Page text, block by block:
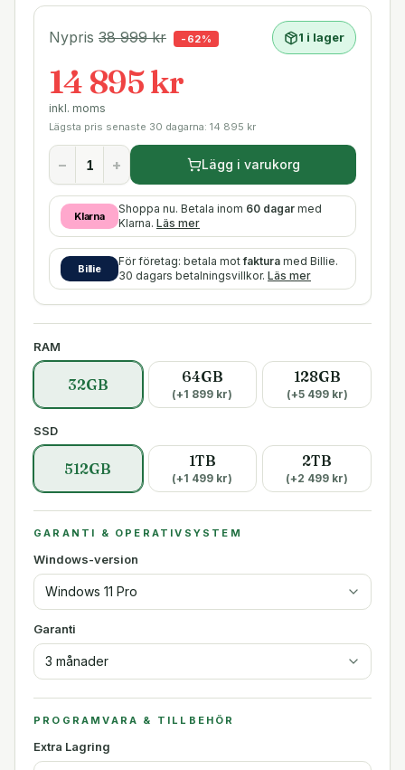
Nypris 38 999kr - 62% 1 i lager
14 895 kr
inkl. moms
Lägsta pris senaste 30 dagarna: 14 895 kr
− + Lägg i varukorg
Klarna
Shoppa nu. Betala inom 60 dagar med
Klarna. Läs mer
Billie
För företag: betala motfaktura med Billie.
30 dagars betalningsvillkor. Läs mer
RAM
32GB 64GB
(+1 899 kr)
128GB
(+5 499kr)
SSD
512GB 1TB
(+1 499 kr)
2TB
(+2 499 kr)
GARANTI & OPERATIVSYSTEM
Windows-version
Windows 11 Pro
Garanti
3 månader
PROGRAMVARA & TILLBEHÖR
Extra Lagring